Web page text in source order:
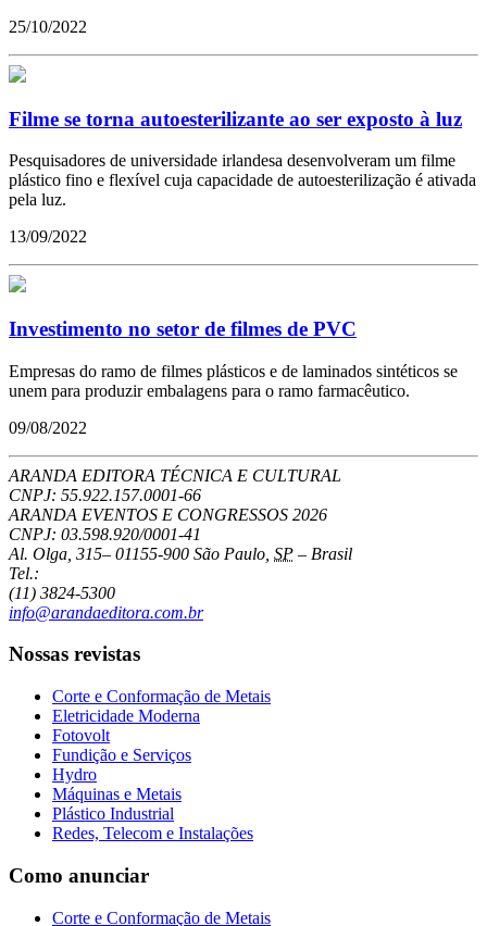
25/10/2022
Filme se torna autoesterilizante ao ser exposto à luz
Pesquisadores de universidade irlandesa desenvolveram um filme
plástico fino e flexível cuja capacidade de autoesterilização é ativada
pela luz.
13/09/2022
Investimento no setor de filmes de PVC
Empresas do ramo de filmes plásticos e de laminados sintéticos se
unem para produzir embalagens para o ramo farmacêutico.
09/08/2022
ARANDA EDITORA TÉCNICA E CULTURAL
CNPJ: 55.922.157.0001-66
ARANDA EVENTOS E CONGRESSOS 2026
CNPJ: 03.598.920/0001-41
Al. Olga, 315– 01155-900 São Paulo SP – Brasil
Tel.:
(11) 3824-5300
info@arandaeditora.com.br
Nossas revistas
Corte e Conformação de Metais
Eletricidade Moderna
Fotovolt
Fundição e Serviços
Hydro
Máquinas e Metais
Plástico Industrial
Redes, Telecom e Instalações
Como anunciar
Corte e Conformação de Metais